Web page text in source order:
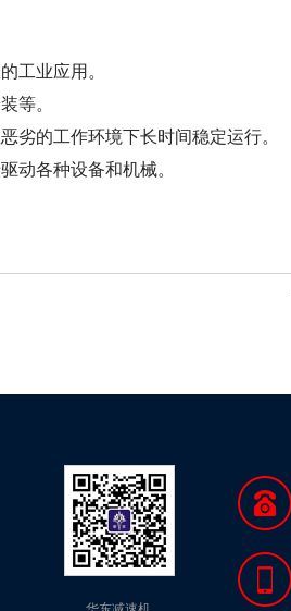
工业应用。
等。
劣的工作环境下长时间稳定运行。
动各种设备和机械。
华东减速机